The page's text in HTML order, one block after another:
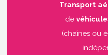
Transport
de
(chaînes ou